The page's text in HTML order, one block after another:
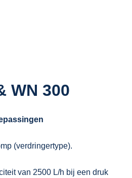
WN 300
(verdringertype).
van 2500 L/h bij een druk